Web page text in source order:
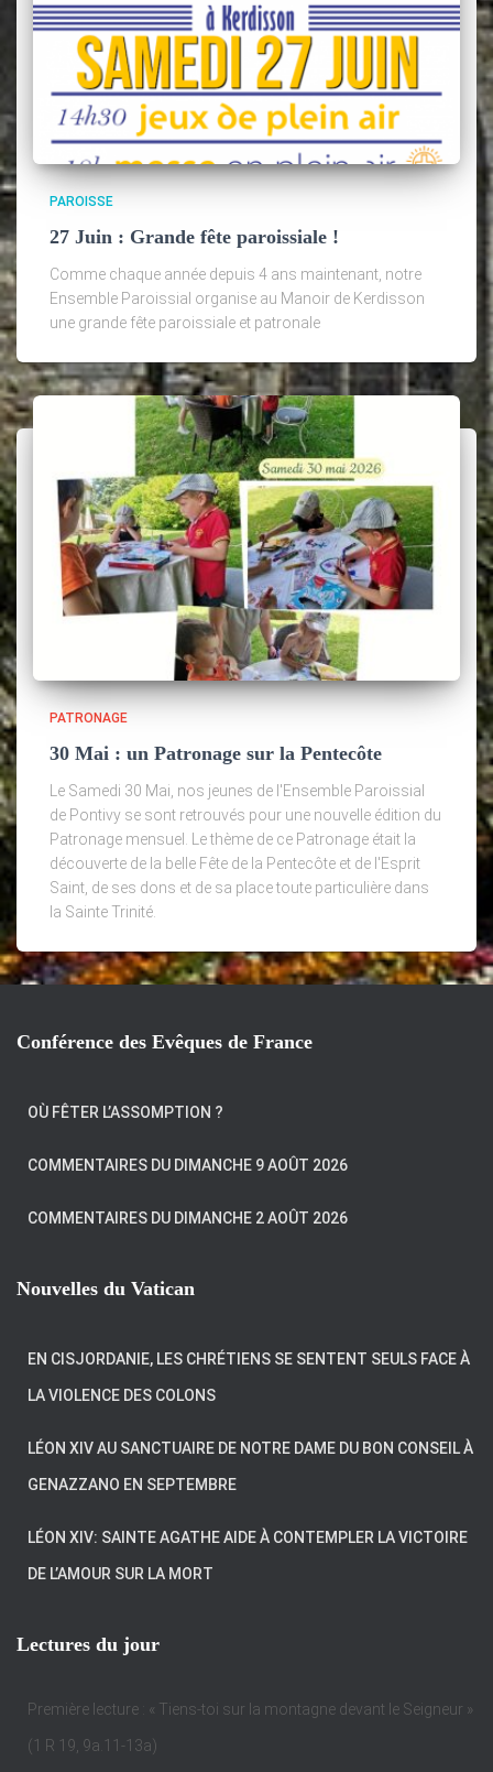
PAROISSE
27 Juin : Grande fête paroissiale !
Comme chaque année depuis 4 ans maintenant, notre
Ensemble Paroissial organise au Manoir de Kerdisson
une grande fête paroissiale et patronale
PATRONAGE
30 Mai : un Patronage sur la Pentecôte
Le Samedi 30 Mai, nos jeunes de l'Ensemble Paroissial
de Pontivy se sont retrouvés pour une nouvelle édition du
Patronage mensuel. Le thème de ce Patronage était la
découverte de la belle Fête de la Pentecôte et de l'Esprit
Saint, de ses dons et de sa place toute particulière dans
la Sainte Trinité.
Conférence des Evêques de France
OÙ FÊTER L’ASSOMPTION ?
COMMENTAIRES DU DIMANCHE 9 AOÛT 2026
COMMENTAIRES DU DIMANCHE 2 AOÛT 2026
Nouvelles du Vatican
EN CISJORDANIE, LES CHRÉTIENS SE SENTENT SEULS FACE À
LA VIOLENCE DES COLONS
LÉON XIV AU SANCTUAIRE DE NOTRE DAME DU BON CONSEIL À
GENAZZANO EN SEPTEMBRE
LÉON XIV: SAINTE AGATHE AIDE À CONTEMPLER LA VICTOIRE
DE L’AMOUR SUR LA MORT
Lectures du jour
Première lecture : « Tiens-toi sur la montagne devant le Seigneur »
(1 R 19, 9a.11-13a)